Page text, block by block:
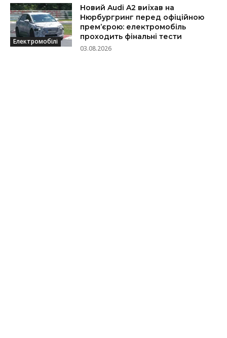
Електромобілі
Новий Audi A2 виїхав на
Нюрбургринг перед офіційною
прем’єрою: електромобіль
проходить фінальні тести
03.08.2026